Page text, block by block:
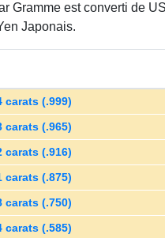
Gramme est converti de
Japonais.
carats (.999)
carats (.965)
carats (.916)
carats (.875)
carats (.750)
carats (.585)